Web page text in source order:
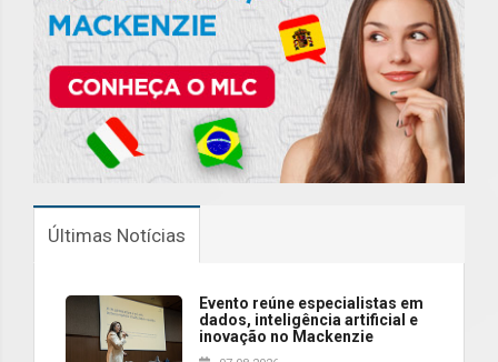
Últimas Notícias
Evento reúne especialistas em
dados, inteligência artificial e
inovação no Mackenzie